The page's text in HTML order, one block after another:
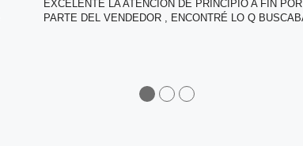
EXCELENTE LA ATENCIÓN DE PRINCIPIO A FIN POR
PARTE DEL VENDEDOR , ENCONTRÉ LO Q
●●●